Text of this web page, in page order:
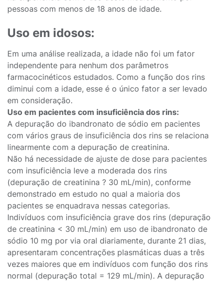
pessoas com menos de 18 anos de idade.
Uso em idosos:
Em uma análise realizada, a idade não foi um fator
independente para nenhum dos parâmetros
farmacocinéticos estudados. Como a função dos rins
diminui com a idade, esse é o único fator a ser levado
em consideração.
Uso em pacientes com insuficiência dos rins:
A depuração do ibandronato de sódio em pacientes
com vários graus de insuficiência dos rins se relaciona
linearmente com a depuração de creatinina.
Não há necessidade de ajuste de dose para pacientes
com insuficiência leve a moderada dos rins
(depuração de creatinina ? 30 mL/min), conforme
demonstrado em estudo no qual a maioria dos
pacientes se enquadrava nessas categorias.
Indivíduos com insuficiência grave dos rins (depuração
de creatinina < 30 mL/min) em uso de ibandronato de
sódio 10 mg por via oral diariamente, durante 21 dias,
apresentaram concentrações plasmáticas duas a três
vezes maiores que em indivíduos com função dos rins
normal (depuração total = 129 mL/min). A depuração